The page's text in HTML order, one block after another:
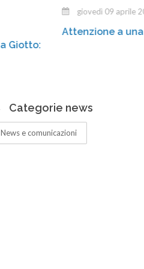
giovedì 09 aprile 2026
Attenzione a una truffa in atto!
Categorie news
News e comunicazioni